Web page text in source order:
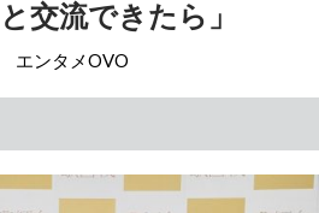
交流できたら」
エンタメOVO